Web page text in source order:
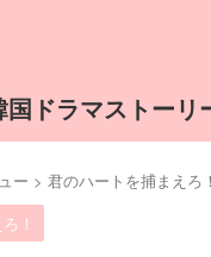
国ドラマストーリ
ー > 君のハートを捕まえろ！
！